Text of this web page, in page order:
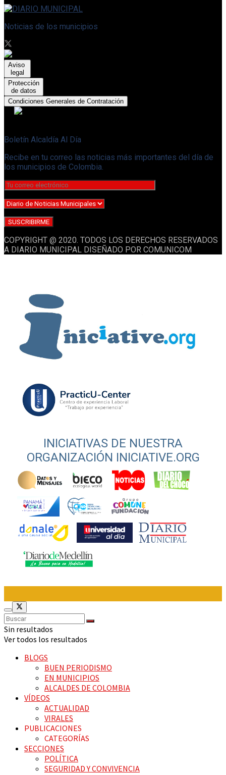
Noticias de los municipios
Aviso
legal
Protección
de datos
Condiciones Generales de Contratación
Boletín Alcaldía Al Día
Recibe en tu correo las noticias más importantes del día de
los municipios de Colombia.
COPYRIGHT @ 2020. TODOS LOS DERECHOS RESERVADOS
A DIARIO MUNICIPAL DISEÑADO POR COMUNICOM
INICIATIVAS DE NUESTRA
ORGANIZACIÓN INICIATIVE.ORG
Sin resultados
Ver todos los resultados
BLOGS
BUEN PERIODISMO
EN MUNICIPIOS
ALCALDES DE COLOMBIA
VÍDEOS
ACTUALIDAD
VIRALES
PUBLICACIONES
CATEGORÍAS
SECCIONES
POLÍTICA
SEGURIDAD Y CONVIVENCIA